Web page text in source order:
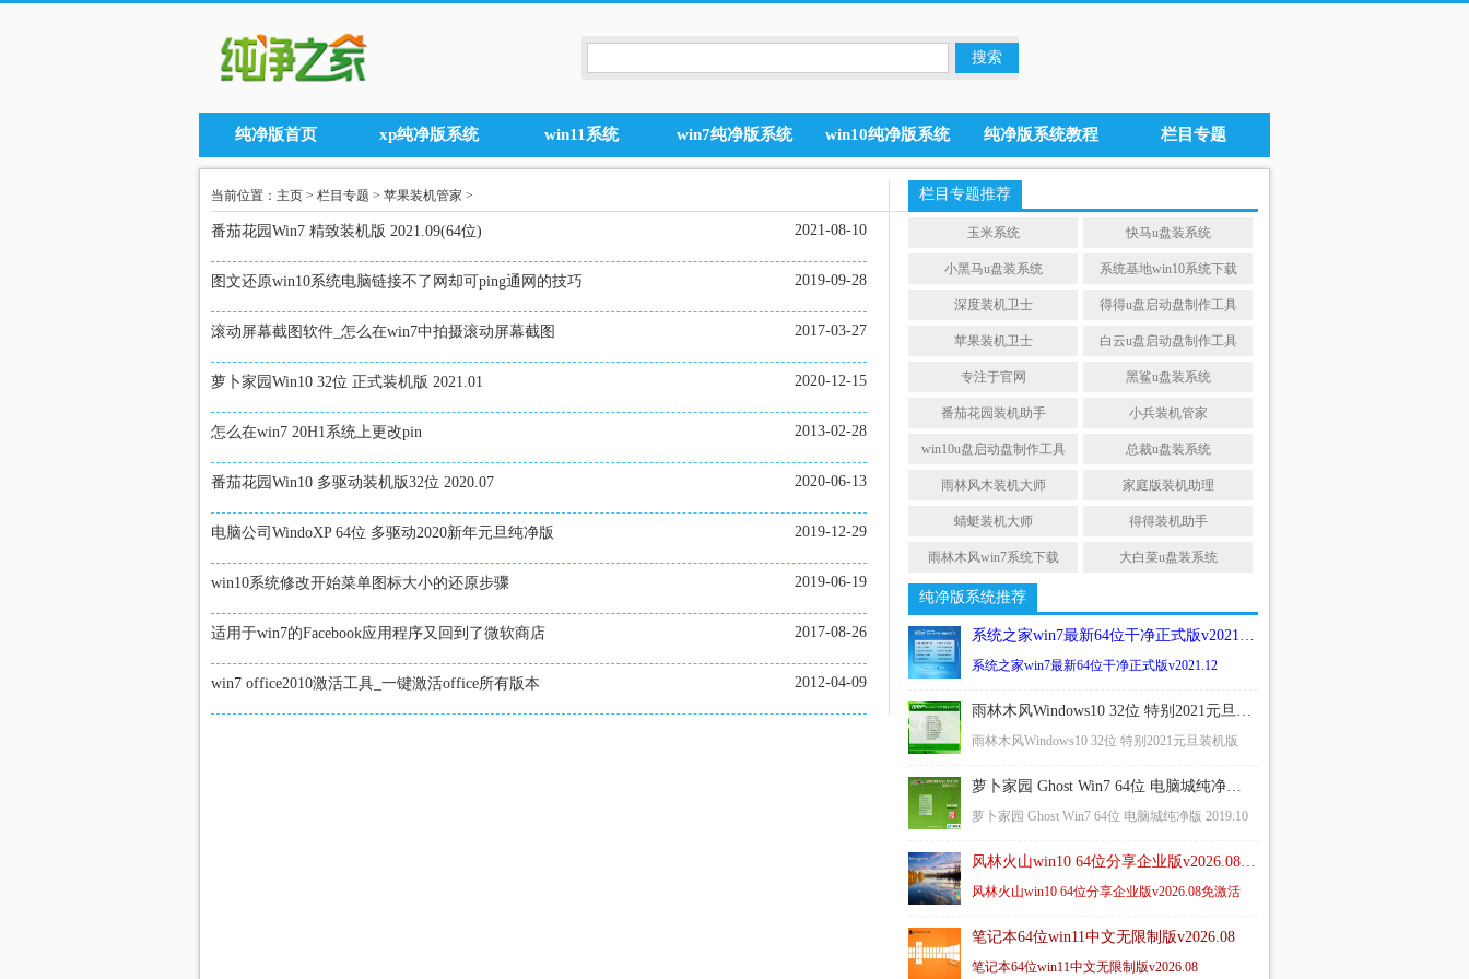
纯净版首页 xp纯净版系统 win11系统 win7纯净版系统 win10纯净版系统 纯净版系统教程 栏目专题
当前位置： 主页 > 栏目专题 > 苹果装机管家 >
2021-08-10
番茄花园Win7 精致装机版 2021.09(64位)
2019-09-28
图文还原win10系统电脑链接不了网却可ping通网的技巧
2017-03-27
滚动屏幕截图软件_怎么在win7中拍摄滚动屏幕截图
2020-12-15
萝卜家园Win10 32位 正式装机版 2021.01
2013-02-28
怎么在win7 20H1系统上更改pin
2020-06-13
番茄花园Win10 多驱动装机版32位 2020.07
2019-12-29
电脑公司WindoXP 64位 多驱动2020新年元旦纯净版
2019-06-19
win10系统修改开始菜单图标大小的还原步骤
2017-08-26
适用于win7的Facebook应用程序又回到了微软商店
2012-04-09
win7 office2010激活工具_一键激活office所有版本
栏目专题推荐
玉米系统 快马u盘装系统
小黑马u盘装系统 系统基地win10系统下载
深度装机卫士 得得u盘启动盘制作工具
苹果装机卫士 白云u盘启动盘制作工具
专注于官网 黑鲨u盘装系统
番茄花园装机助手 小兵装机管家
win10u盘启动盘制作工具 总裁u盘装系统
雨林风木装机大师 家庭版装机助理
蜻蜓装机大师 得得装机助手
雨林木风win7系统下载 大白菜u盘装系统
纯净版系统推荐
系统之家win7最新64位干净正式版v2021.12
系统之家win7最新64位干净正式版v2021.12
雨林木风Windows10 32位 特别2021元旦装机版
雨林木风Windows10 32位 特别2021元旦装机版
萝卜家园 Ghost Win7 64位 电脑城纯净版 2019.10
萝卜家园 Ghost Win7 64位 电脑城纯净版 2019.10
风林火山win10 64位分享企业版v2026.08免激活
风林火山win10 64位分享企业版v2026.08免激活
笔记本64位win11中文无限制版v2026.08
笔记本64位win11中文无限制版v2026.08